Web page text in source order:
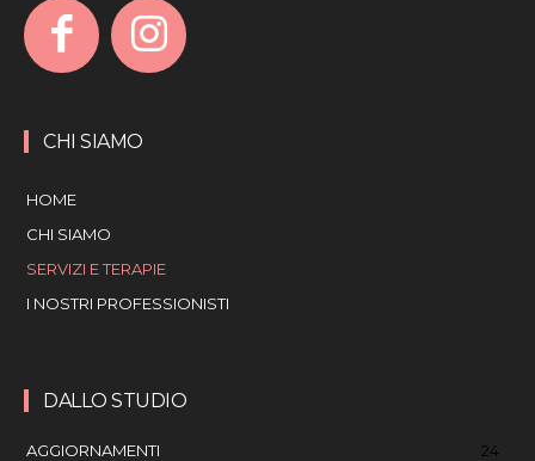
CHI SIAMO
HOME
CHI SIAMO
SERVIZI E TERAPIE
I NOSTRI PROFESSIONISTI
DALLO STUDIO
AGGIORNAMENTI
24